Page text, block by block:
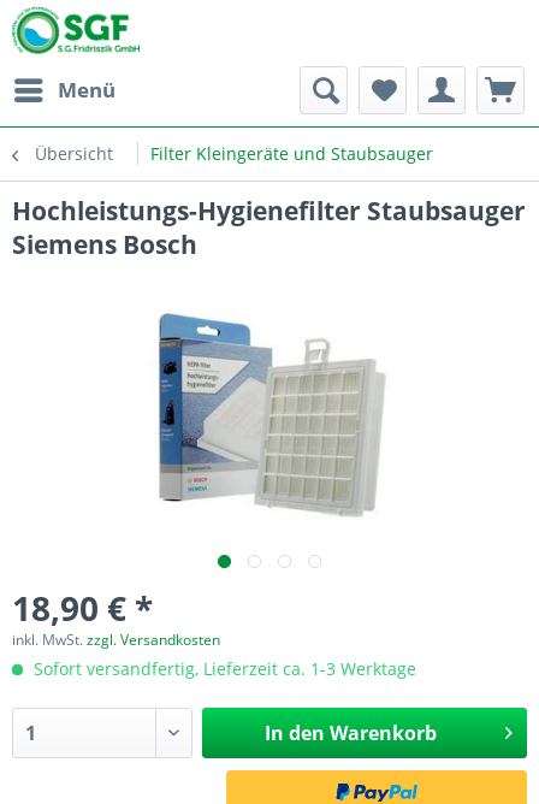
Menü
Übersicht Filter Kleingeräte und Staubsauger
Hochleistungs-Hygienefilter Staubsauger
Siemens Bosch
18,90 € *
inkl. MwSt.zzgl. Versandkosten
Sofort versandfertig, Lieferzeit ca. 1-3 Werktage
In den Warenkorb